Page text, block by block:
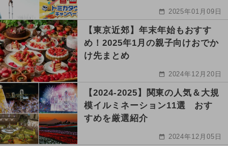
2025年01月09日
【東京近郊】年末年始もおすす
め！2025年1月の親子向けおでか
け先まとめ
2024年12月20日
【2024-2025】関東の人気＆大規
模イルミネーション11選 おす
すめを厳選紹介
2024年12月05日